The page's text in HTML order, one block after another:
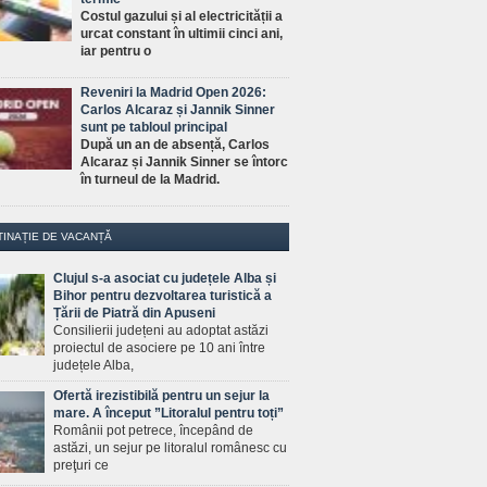
Costul gazului și al electricității a
urcat constant în ultimii cinci ani,
iar pentru o
Reveniri la Madrid Open 2026:
Carlos Alcaraz și Jannik Sinner
sunt pe tabloul principal
După un an de absență, Carlos
Alcaraz și Jannik Sinner se întorc
în turneul de la Madrid.
DE VACANȚĂ
Clujul s-a asociat cu județele Alba și
Bihor pentru dezvoltarea turistică a
Țării de Piatră din Apuseni
Consilierii județeni au adoptat astăzi
proiectul de asociere pe 10 ani între
județele Alba,
Ofertă irezistibilă pentru un sejur la
mare. A început ”Litoralul pentru toți”
Românii pot petrece, începând de
astăzi, un sejur pe litoralul românesc cu
preţuri ce